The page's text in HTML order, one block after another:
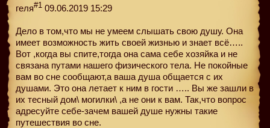
геля#1 09.06.2019 15:29
Дело в том,что мы не умеем слышать свою душу. Она
имеет возможность жить своей жизнью и знает всё…..
Вот ,когда вы спите,тогда она сама себе хозяйка и не
связана путами нашего физического тела. Не покойные
вам во сне сообщают,а ваша душа общается с их
душами. Это она летает к ним в гости ….. Вы же зашли в
их тесный дом\ могилки\ ,а не они к вам. Так,что вопрос
адресуйте себе-зачем вашей душе нужны такие
путешествия во сне.